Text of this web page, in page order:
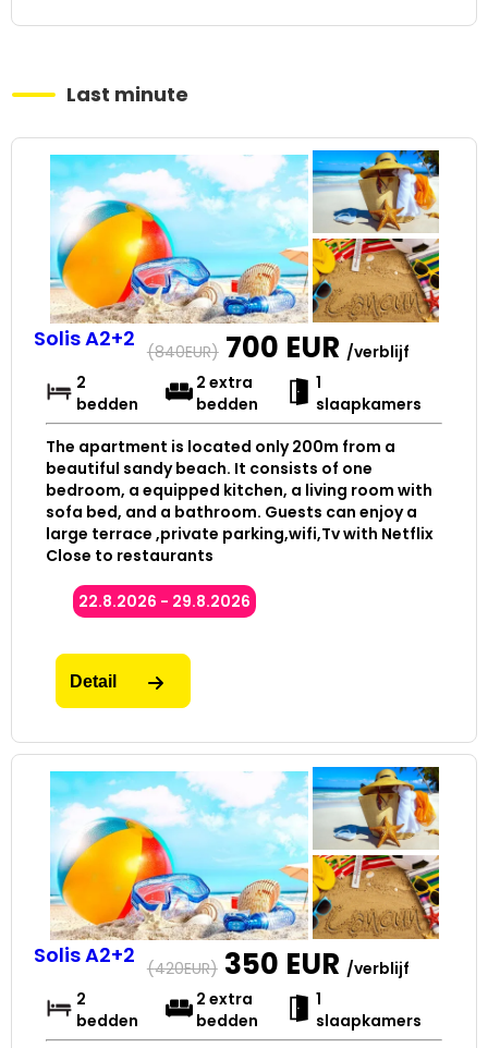
Last minute
Solis A2+2 (840EUR) 700 EUR /verblijf
2
bedden
2 extra
bedden
1
slaapkamers
The apartment is located only 200m from a
beautiful sandy beach. It consists of one
bedroom, a equipped kitchen, a living room with
sofa bed, and a bathroom. Guests can enjoy a
large terrace ,private parking,wifi,Tv with Netflix
Close to restaurants
22.8.2026 - 29.8.2026
Detail
Solis A2+2 (420EUR) 350 EUR /verblijf
2
bedden
2 extra
bedden
1
slaapkamers